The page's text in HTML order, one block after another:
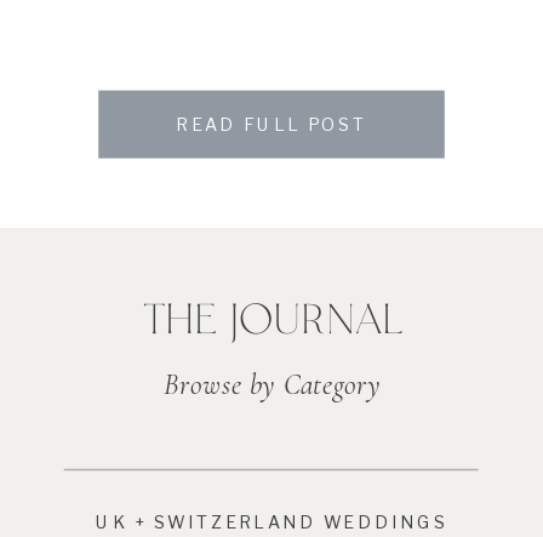
READ FULL POST
THE JOURNAL
Browse by Category
UK + SWITZERLAND WEDDINGS